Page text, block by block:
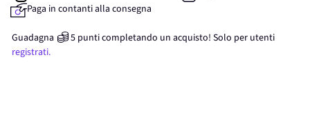
Paga in contanti alla consegna
Guadagna 5 punticompletando un acquisto! Solo per utenti
registrati.